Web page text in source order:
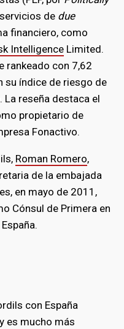
de due
financiero, como
Intelligence Limited.
rankeado con 7,62
su índice de riesgo de
reseña destaca el
propietario de
Fonactivo.
Roman Romero,
de la embajada
en mayo de 2011,
Cónsul de Primera en
con España
es mucho más